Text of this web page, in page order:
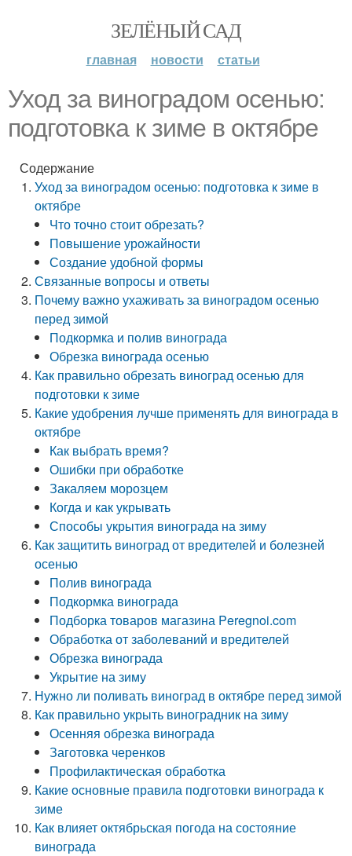
ЗЕЛЁНЫЙ САД
главная новости статьи
Уход за виноградом осенью:
подготовка к зиме в октябре
Содержание
Уход за виноградом осенью: подготовка к зиме в
октябре
Что точно стоит обрезать?
Повышение урожайности
Создание удобной формы
Связанные вопросы и ответы
Почему важно ухаживать за виноградом осенью
перед зимой
Подкормка и полив винограда
Обрезка винограда осенью
Как правильно обрезать виноград осенью для
подготовки к зиме
Какие удобрения лучше применять для винограда в
октябре
Как выбрать время?
Ошибки при обработке
Закаляем морозцем
Когда и как укрывать
Способы укрытия винограда на зиму
Как защитить виноград от вредителей и болезней
осенью
Полив винограда
Подкормка винограда
Подборка товаров магазина Peregnoi.com
Обработка от заболеваний и вредителей
Обрезка винограда
Укрытие на зиму
Нужно ли поливать виноград в октябре перед зимой
Как правильно укрыть виноградник на зиму
Осенняя обрезка винограда
Заготовка черенков
Профилактическая обработка
Какие основные правила подготовки винограда к
зиме
Как влияет октябрьская погода на состояние
винограда